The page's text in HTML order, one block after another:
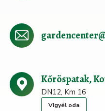
Kőröspatak,
DN12, Km 16
Vigyél oda